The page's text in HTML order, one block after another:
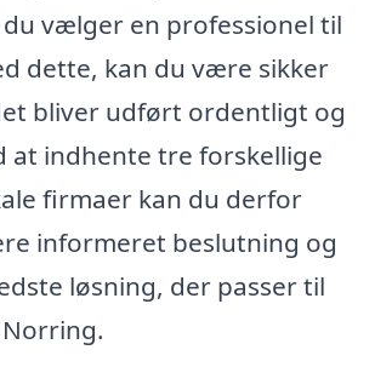
vælger en professionel til
dette, kan du være sikker
bliver udført ordentligt og
at indhente tre forskellige
firmaer kan du derfor
informeret beslutning og
løsning, der passer til